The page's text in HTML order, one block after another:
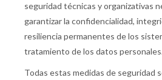
seguridad técnicas y organizativas
garantizar la confidencialidad,
resiliencia permanentes de los
tratamiento de los datos
Todas estas medidas de seguridad